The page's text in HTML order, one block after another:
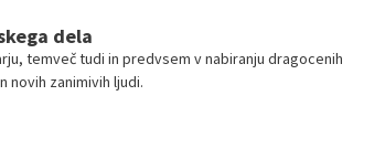
dela
temveč tudi in predvsem v nabiranju dragocenih
novih zanimivih ljudi.